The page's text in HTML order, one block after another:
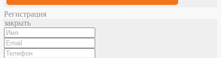
Регистрация
закрыть